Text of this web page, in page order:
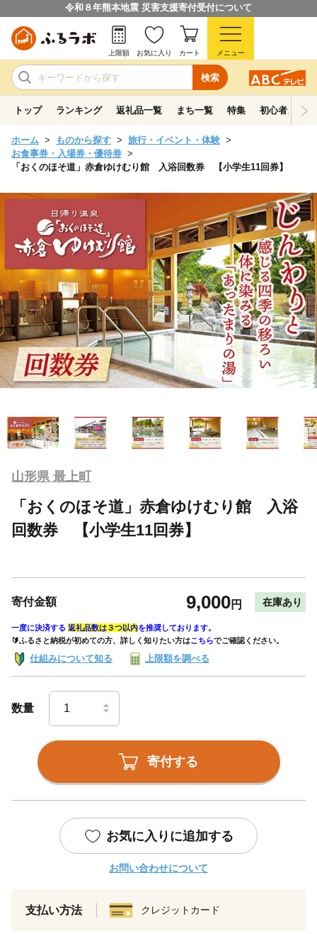
令和８年熊本地震 災害支援寄付受付について
検索
上限額 お気に入り カート メニュー
トップ ランキング 返礼品一覧 まち一覧 特集 初心者ガイド
ホーム ものから探す
旅行・イベント・体験
お食事券・入場券・優待券
「おくのほそ道」赤倉ゆけむり館 入浴回数券 【小学生11回券】
山形県 最上町
「おくのほそ道」赤倉ゆけむり館 入浴
回数券 【小学生11回券】
寄付金額 9,000円 在庫あり
一度に決済する 返礼品数は３つ以内を推奨しております。
🔰ふるさと納税が初めての方、詳しく知りたい方はこちらでご確認ください。
仕組みについて知る 上限額を調べる
数量
寄付する
お気に入りに追加する
お問い合わせについて
支払い方法 クレジットカード